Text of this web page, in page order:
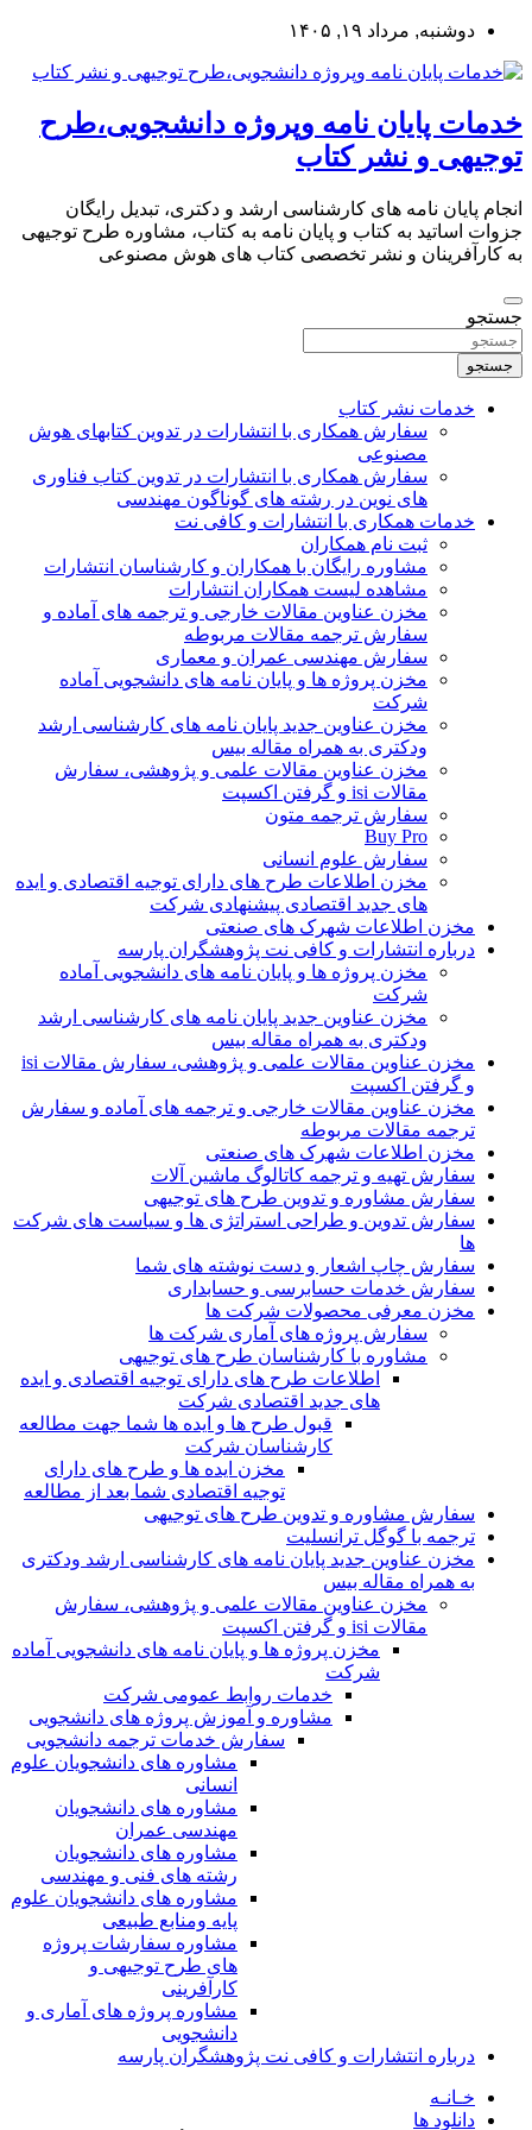
بروید
دوشنبه, مرداد ۱۹, ۱۴۰۵
خدمات پایان نامه وپروژه دانشجویی،طرح
توجیهی و نشر کتاب
انجام پایان نامه های کارشناسی ارشد و دکتری، تبدیل رایگان
جزوات اساتید به کتاب و پایان نامه به کتاب، مشاوره طرح توجیهی
به کارآفرینان و نشر تخصصی کتاب های هوش مصنوعی
جستجو
جستجو
خدمات نشر کتاب
سفارش همکاری با انتشارات در تدوین کتابهای هوش
مصنوعی
سفارش همکاری با انتشارات در تدوین کتاب فناوری
های نوین در رشته های گوناگون مهندسی
خدمات همکاری با انتشارات و کافی نت
ثبت نام همکاران
مشاوره رایگان با همکاران و کارشناسان انتشارات
مشاهده لیست همکاران انتشارات
مخزن عناوین مقالات خارجی و ترجمه های آماده و
سفارش ترجمه مقالات مربوطه
سفارش مهندسی عمران و معماری
مخزن پروژه ها و پایان نامه های دانشجویی آماده
شرکت
مخزن عناوین جدید پایان نامه های کارشناسی ارشد
ودکتری به همراه مقاله بیس
مخزن عناوین مقالات علمی و پژوهشی، سفارش
مقالات isi و گرفتن اکسپت
سفارش ترجمه متون
Buy Pro
سفارش علوم انسانی
مخزن اطلاعات طرح های دارای توجیه اقتصادی و ایده
های جدید اقتصادی پیشنهادی شرکت
مخزن اطلاعات شهرک های صنعتی
درباره انتشارات و کافی نت پژوهشگران پارسه
مخزن پروژه ها و پایان نامه های دانشجویی آماده
شرکت
مخزن عناوین جدید پایان نامه های کارشناسی ارشد
ودکتری به همراه مقاله بیس
مخزن عناوین مقالات علمی و پژوهشی، سفارش مقالات isi
و گرفتن اکسپت
مخزن عناوین مقالات خارجی و ترجمه های آماده و سفارش
ترجمه مقالات مربوطه
مخزن اطلاعات شهرک های صنعتی
سفارش تهیه و ترجمه کاتالوگ ماشین آلات
سفارش مشاوره و تدوین طرح های توجیهی
سفارش تدوین و طراحی استراتژی ها و سیاست های شرکت
ها
سفارش چاپ اشعار و دست نوشته های شما
سفارش خدمات حسابرسی و حسابداری
مخزن معرفی محصولات شرکت ها
سفارش پروژه های آماری شرکت ها
مشاوره با کارشناسان طرح های توجیهی
اطلاعات طرح های دارای توجیه اقتصادی و ایده
های جدید اقتصادی شرکت
قبول طرح ها و ایده ها شما جهت مطالعه
کارشناسان شرکت
مخزن ایده ها و طرح های دارای
توجیه اقتصادی شما بعد از مطالعه
سفارش مشاوره و تدوین طرح های توجیهی
ترجمه با گوگل ترانسلیت
مخزن عناوین جدید پایان نامه های کارشناسی ارشد ودکتری
به همراه مقاله بیس
مخزن عناوین مقالات علمی و پژوهشی، سفارش
مقالات isi و گرفتن اکسپت
مخزن پروژه ها و پایان نامه های دانشجویی آماده
شرکت
خدمات روابط عمومی شرکت
مشاوره و آموزش پروژه های دانشجویی
سفارش خدمات ترجمه دانشجویی
مشاوره های دانشجویان علوم
انسانی
مشاوره های دانشجویان
مهندسی عمران
مشاوره های دانشجویان
رشته های فنی و مهندسی
مشاوره های دانشجویان علوم
پایه ومنابع طبیعی
مشاوره سفارشات پروژه
های طرح توجیهی و
کارآفرینی
مشاوره پروژه های آماری و
دانشجویی
درباره انتشارات و کافی نت پژوهشگران پارسه
خـانـه
دانلود ها